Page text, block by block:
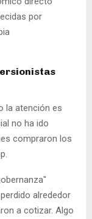
por
la atención es
no ha ido
compraron los
alrededor
a cotizar. Algo